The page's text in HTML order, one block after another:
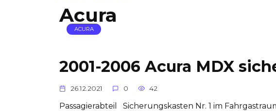
Acura
ACURA
2001-2006 Acura MDX
26.12.2021 0 42
Passagierabteil Sicherungskasten Nr. 1 im